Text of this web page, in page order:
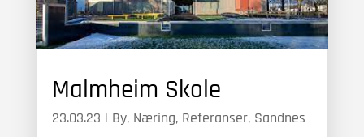
Malmheim Skole
23.03.23 | By, Næring, Referanser, Sandnes